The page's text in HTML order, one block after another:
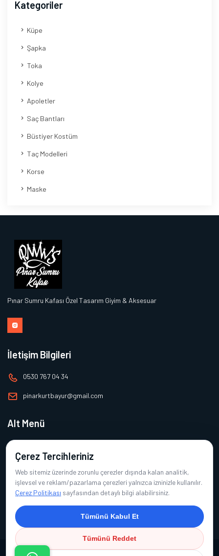
Kategoriler
Küpe
Şapka
Toka
Kolye
Apoletler
Saç Bantları
Büstiyer Kostüm
Taç Modelleri
Korse
Maske
Pınar Sumru Kafası Özel Tasarım Giyim & Aksesuar
İletişim Bilgileri
0530 767 04 34
pinarkurtbayur@gmail.com
Alt Menü
Ana Sayfa
Hakkımızda
Ürünlerimiz
Referanslarımız
İletişim
Çerez Tercihleriniz
Web sitemiz üzerinde zorunlu çerezler dışında kalan analitik,
işlevsel ve reklam/pazarlama çerezleri yalnızca izninizle kullanılır.
Çerez Politikası sayfasından detaylı bilgi alabilirsiniz.
Tümünü Kabul Et
Tümünü Reddet